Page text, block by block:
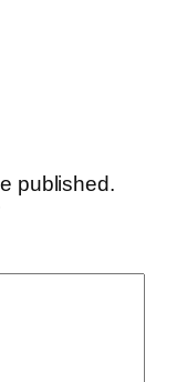
published.